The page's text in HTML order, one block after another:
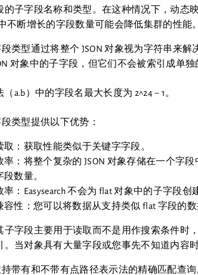
的子字段名称和类型。在这种情况下，动态
不断增长的字段数量可能会降低集群的性能。
段类型通过将整个 JSON 对象视为字符串来
对象中的子字段，但它们不会被索引成单独
（a.b）中的字段名最大长度为 2^24 − 1。
类型提供以下优势：
取：获取性能类似于关键字字段。
率：将整个复杂的 JSON 对象存储在一个字
段数量。
率：Easysearch 不会为 flat 对象中的子字段创
容性：您可以将数据从支持类似 flat 字段的数
子字段主要用于读取而不是用作搜索条件时
。当对象具有大量字段或您事先不知道内容
持带有和不带有点路径表示法的精确匹配查